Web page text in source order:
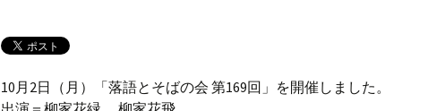
10月2日（月）「落語とそばの会 第169回」を開催しました。